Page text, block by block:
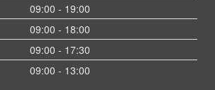
09:00 - 19:00
09:00 - 18:00
09:00 - 17:30
09:00 - 13:00